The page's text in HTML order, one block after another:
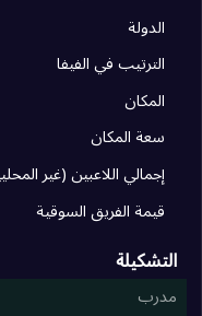
11
ساسولو
12
‎تورينو
13
بارما
14
الدولة
الترتيب في الفيفا
المكان
سعة المكان
إجمالي اللاعبين (غير
قيمة الفريق السوقية
التشكيلة
مدرب